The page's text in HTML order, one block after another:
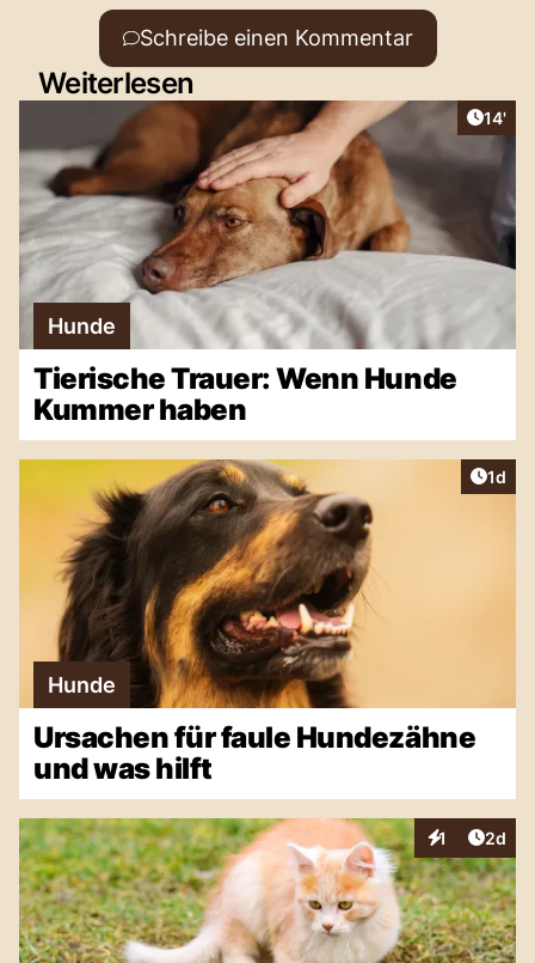
Schreibe einen Kommentar
Weiterlesen
14'
Hunde
Tierische Trauer: Wenn Hunde
Kummer haben
1d
Hunde
Ursachen für faule Hundezähne
und was hilft
1
Interaktionen
2d